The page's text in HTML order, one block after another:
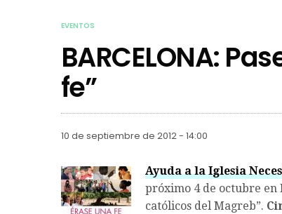
EVENTOS
BARCELONA:
fe”
10 de septiembre de 2012 - 14:00
Ayuda a la Iglesia
próximo 4 de octubre en
católicos del Magreb”.